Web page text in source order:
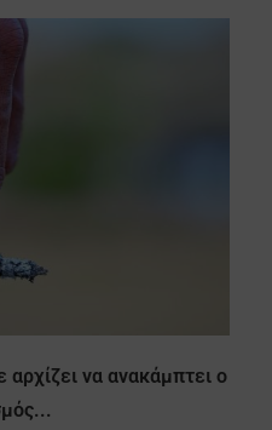
να ανακάμπτει ο